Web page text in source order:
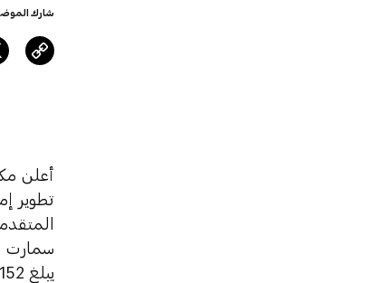
شارك
أعلن
تطوير
سمارت
يبلغ 152 مليون درهم (41 مليون دولار).